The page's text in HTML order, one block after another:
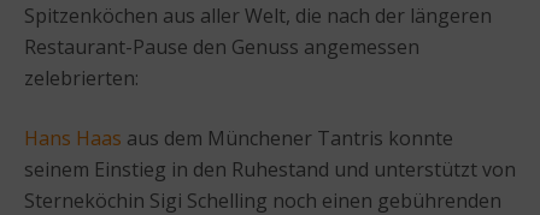
Spitzenköchen aus aller Welt, die nach der längeren
Restaurant-Pause den Genuss angemessen
zelebrierten:
Hans Haas aus dem Münchener Tantris konnte
seinem Einstieg in den Ruhestand und unterstützt von
Sterneköchin Sigi Schelling noch einen gebührenden